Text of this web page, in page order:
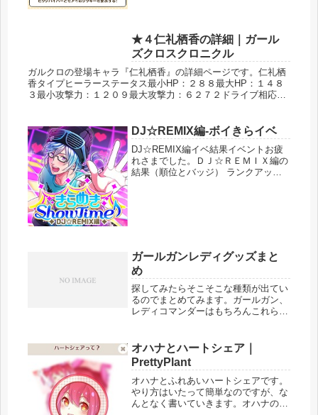
み合わせは多くないですが。このあた
り...
★４仁礼栖香の詳細｜ガール
ズクロスクロニクル
ガルクロの登場キャラ『仁礼栖香』の詳細ページです。仁礼栖
香タイプヒーラーステータス最小HP：２８８最大HP：１４８
３最小攻撃力：１２０９最大攻撃力：６２７２ドライブ相応の
DJ☆REMIX編-ボイきらイベ
DJ☆REMIX編イベ結果イベントお疲
れさまでした。ＤＪ☆ＲＥＭＩＸ編の
結果（順位とバッジ） ランクアップ
ガールガンレディグッズまと
め
探してみたらそこそこな種類が出てい
るのでまとめてみます。ガールガン、
レディコマンダーはもちろんこれら以
ールガンの１／１サイズのプラモデル
です。プラモデルなので自分で組み立
てる...
オハナとハートシェア｜
PrettyPlant
オハナとふれあいハートシェアです。
やり方はいたって簡単なのですが、な
んとなく書いていきます。オハナのハ